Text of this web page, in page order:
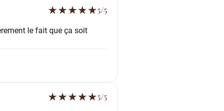
★★★★★5/5
le fait que ça soit
★★★★★5/5